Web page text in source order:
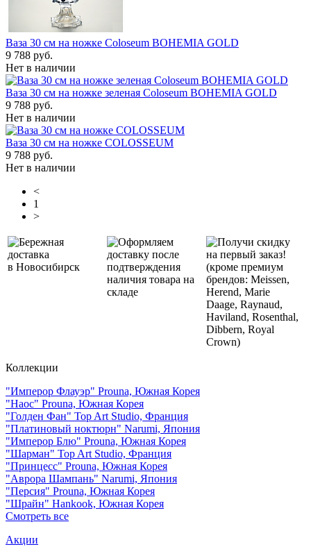
Ваза 30 см на ножке Coloseum BOHEMIA GOLD
9 788 руб.
Нет в наличии
Ваза 30 см на ножке зеленая Coloseum BOHEMIA GOLD
9 788 руб.
Нет в наличии
Ваза 30 см на ножке COLOSSEUM
9 788 руб.
Нет в наличии
<
1
>
Бережная
доставка
в Новосибирск
Оформляем
доставку после
подтверждения
наличия товара на
складе
Получи скидку
на первый заказ!
(кроме премиум
брендов: Meissen,
Herend, Marie
Daage, Raynaud,
Haviland, Rosenthal,
Dibbern, Royal
Crown)
Коллекции
"Имперор Флауэр" Prouna, Южная Корея
"Наос" Prouna, Южная Корея
"Голден Фан" Top Art Studio, Франция
"Платиновый ноктюрн" Narumi, Япония
"Имперор Блю" Prouna, Южная Корея
"Шарман" Top Art Studio, Франция
"Принцесс" Prouna, Южная Корея
"Аврора Шампань" Narumi, Япония
"Персия" Prouna, Южная Корея
"Шрайн" Hankook, Южная Корея
Смотреть все
Акции